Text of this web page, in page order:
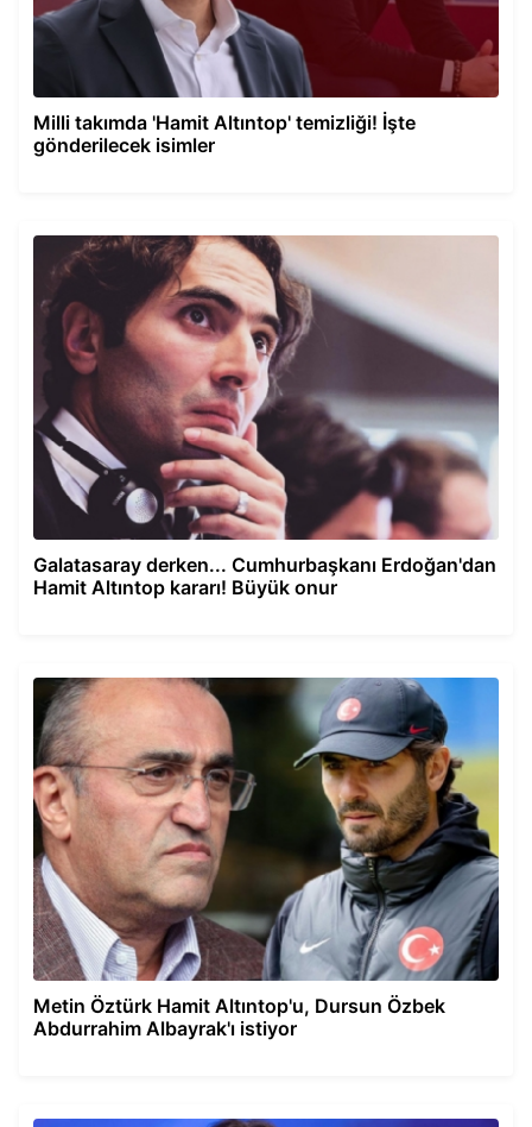
Milli takımda 'Hamit Altıntop' temizliği! İşte
gönderilecek isimler
Galatasaray derken... Cumhurbaşkanı Erdoğan'dan
Hamit Altıntop kararı! Büyük onur
Metin Öztürk Hamit Altıntop'u, Dursun Özbek
Abdurrahim Albayrak'ı istiyor